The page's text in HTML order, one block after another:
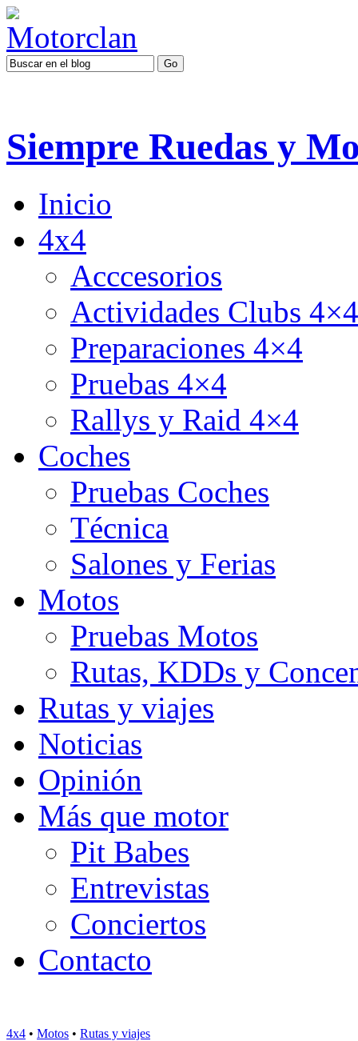
Siempre Ruedas y
Inicio
4x4
Acccesorios
Actividades Clubs 4×4
Preparaciones 4×4
Pruebas 4×4
Rallys y Raid 4×4
Coches
Pruebas Coches
Técnica
Salones y Ferias
Motos
Pruebas Motos
Rutas, KDDs y
Rutas y viajes
Noticias
Opinión
Más que motor
Pit Babes
Entrevistas
Conciertos
Contacto
4x4 • Motos • Rutas y viajes